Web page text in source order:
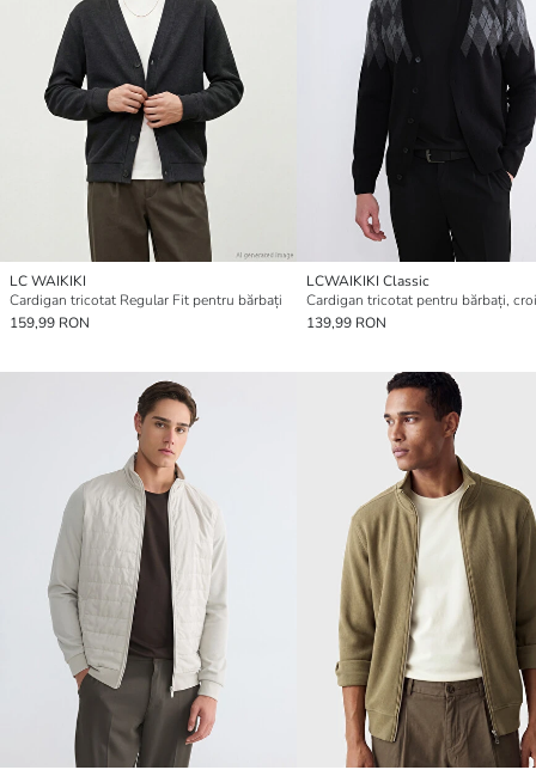
LC WAIKIKI
Cardigan tricotat Regular Fit pentru bărbați
159,99 RON
LCWAIKIKI Classic
139,99 RON